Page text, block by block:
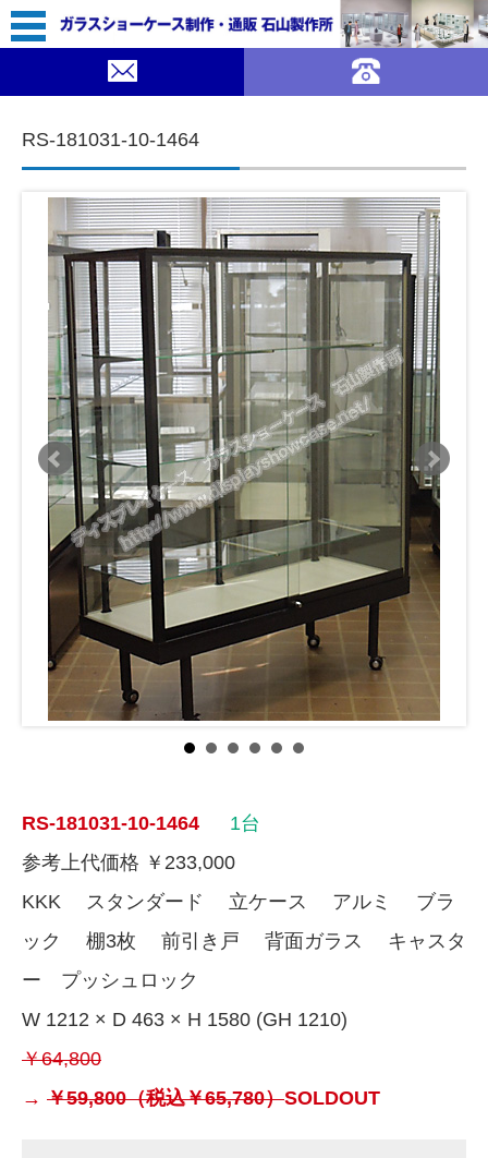
RS-181031-10-1464
RS-181031-10-1464
1台
参考上代価格 ￥233,000
KKK スタンダード 立ケース アルミ ブラ
ック 棚3枚 前引き戸 背面ガラス キャスタ
ー プッシュロック
W 1212 × D 463 × H 1580 (GH 1210)
￥64,800
→ ￥59,800（税込￥65,780）SOLDOUT